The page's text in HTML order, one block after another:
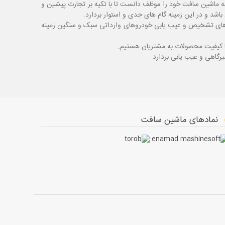
ماشین سافت خود را موظف دانست تا با تکیه بر تجارت پیشین و
و در این زمینه گام های جدی و استوار بردارد.
های تشخیص و عیب یابی خودروهای وارداتی سبک و سنگین زمینه
کیفیت محصولات به مشتریان هستیم.
نمادهای ماشین سافت